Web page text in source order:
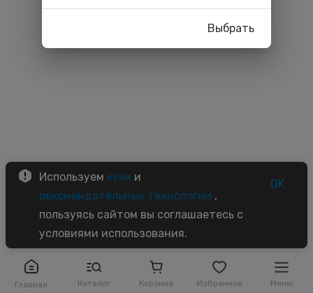
Главная Каталог Корзина Избранное Меню
Используем куки и
рекомендательные технологии ,
пользуясь сайтом вы соглашаетесь с
условиями использования.
OK
Выбрать